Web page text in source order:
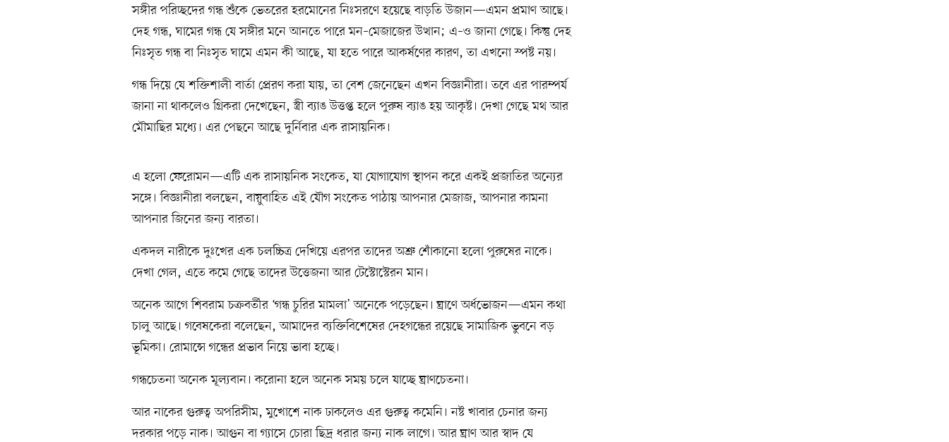
সঙ্গীর পরিচ্ছদের গন্ধ শুঁকে ভেতরের হরমোনের নিঃসরণে হয়েছে বাড়তি উজান—এমন প্রমাণ আছে।
দেহ গন্ধ, ঘামের গন্ধ যে সঙ্গীর মনে আনতে পারে মন–মেজাজের উত্থান; এ–ও জানা গেছে। কিন্তু দেহ
নিঃসৃত গন্ধ বা নিঃসৃত ঘামে এমন কী আছে, যা হতে পারে আকর্ষণের কারণ, তা এখনো স্পষ্ট নয়।
গন্ধ দিয়ে যে শক্তিশালী বার্তা প্রেরণ করা যায়, তা বেশ জেনেছেন এখন বিজ্ঞানীরা। তবে এর পারম্পর্য
জানা না থাকলেও গ্রিকরা দেখেছেন, স্ত্রী ব্যাঙ উত্তপ্ত হলে পুরুষ ব্যাঙ হয় আকৃষ্ট। দেখা গেছে মথ আর
মৌমাছির মধ্যে। এর পেছনে আছে দুর্নিবার এক রাসায়নিক।
এ হলো ফেরোমন—এটি এক রাসায়নিক সংকেত, যা যোগাযোগ স্থাপন করে একই প্রজাতির অন্যের
সঙ্গে। বিজ্ঞানীরা বলছেন, বায়ুবাহিত এই যৌগ সংকেত পাঠায় আপনার মেজাজ, আপনার কামনা
আপনার জিনের জন্য বারতা।
একদল নারীকে দুঃখের এক চলচ্চিত্র দেখিয়ে এরপর তাদের অশ্রু শোঁকানো হলো পুরুষের নাকে।
দেখা গেল, এতে কমে গেছে তাদের উত্তেজনা আর টেস্টোস্টেরন মান।
অনেক আগে শিবরাম চক্রবর্তীর ‘গন্ধ চুরির মামলা’ অনেকে পড়েছেন। ঘ্রাণে অর্ধভোজন—এমন কথা
চালু আছে। গবেষকেরা বলেছেন, আমাদের ব্যক্তিবিশেষের দেহগন্ধের রয়েছে সামাজিক ভুবনে বড়
ভূমিকা। রোমান্সে গন্ধের প্রভাব নিয়ে ভাবা হচ্ছে।
গন্ধচেতনা অনেক মূল্যবান। করোনা হলে অনেক সময় চলে যাচ্ছে ঘ্রাণচেতনা।
আর নাকের গুরুত্ব অপরিসীম, মুখোশে নাক ঢাকলেও এর গুরুত্ব কমেনি। নষ্ট খাবার চেনার জন্য
দরকার পড়ে নাক। আগুন বা গ্যাসে চোরা ছিদ্র ধরার জন্য নাক লাগে। আর ঘ্রাণ আর স্বাদ যে